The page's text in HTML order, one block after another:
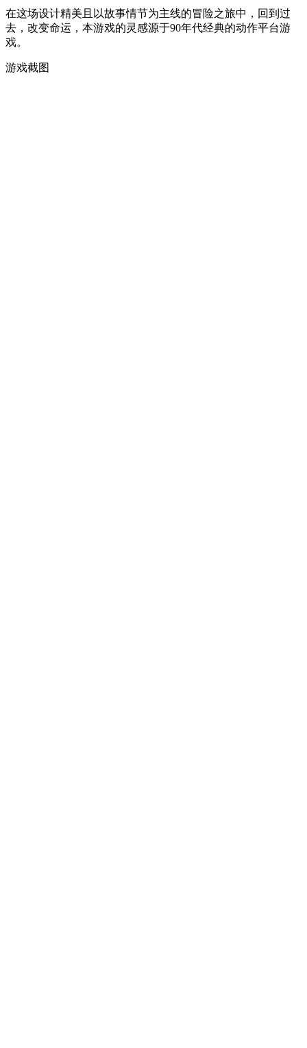
在这场设计精美且以故事情节为主线的冒险之旅中，回到过
去，改变命运，本游戏的灵感源于90年代经典的动作平台游
戏。
游戏截图